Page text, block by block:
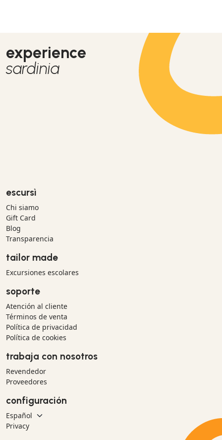
experience
sardinia
escursì
Chi siamo
Gift Card
Blog
Transparencia
tailor made
Excursiones escolares
soporte
Atención al cliente
Términos de venta
Política de privacidad
Política de cookies
trabaja con nosotros
Revendedor
Proveedores
configuración
Privacy